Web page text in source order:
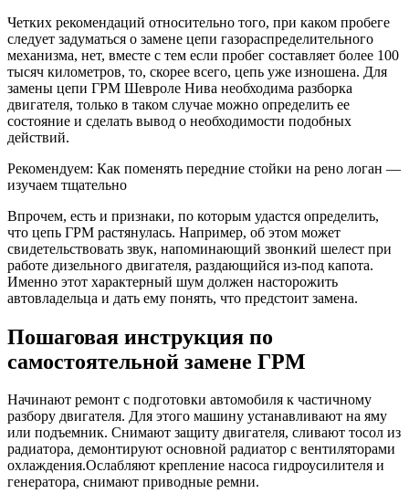
Четких рекомендаций относительно того, при каком пробеге
следует задуматься о замене цепи газораспределительного
механизма, нет, вместе с тем если пробег составляет более 100
тысяч километров, то, скорее всего, цепь уже изношена. Для
замены цепи ГРМ Шевроле Нива необходима разборка
двигателя, только в таком случае можно определить ее
состояние и сделать вывод о необходимости подобных
действий.
Рекомендуем: Как поменять передние стойки на рено логан —
изучаем тщательно
Впрочем, есть и признаки, по которым удастся определить,
что цепь ГРМ растянулась. Например, об этом может
свидетельствовать звук, напоминающий звонкий шелест при
работе дизельного двигателя, раздающийся из-под капота.
Именно этот характерный шум должен насторожить
автовладельца и дать ему понять, что предстоит замена.
Пошаговая инструкция по
самостоятельной замене ГРМ
Начинают ремонт с подготовки автомобиля к частичному
разбору двигателя. Для этого машину устанавливают на яму
или подъемник. Снимают защиту двигателя, сливают тосол из
радиатора, демонтируют основной радиатор с вентиляторами
охлаждения.Ослабляют крепление насоса гидроусилителя и
генератора, снимают приводные ремни.